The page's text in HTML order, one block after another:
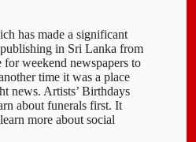
has made a significant
in Sri Lanka from
weekend newspapers to
time it was a place
news. Artists’ Birthdays
about funerals first. It
more about social